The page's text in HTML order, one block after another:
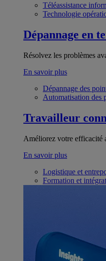
Téléassistance
Technologie
Dépannage en
Résolvez les problèmes
En savoir plus
Dépannage des
Automatisation des
Travailleur
Améliorez votre efficacité
En savoir plus
Logistique et
Formation et